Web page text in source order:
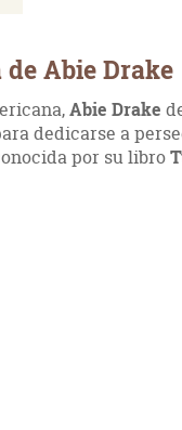
Abie Drake
Abie Drake
dedicarse a
por su libro